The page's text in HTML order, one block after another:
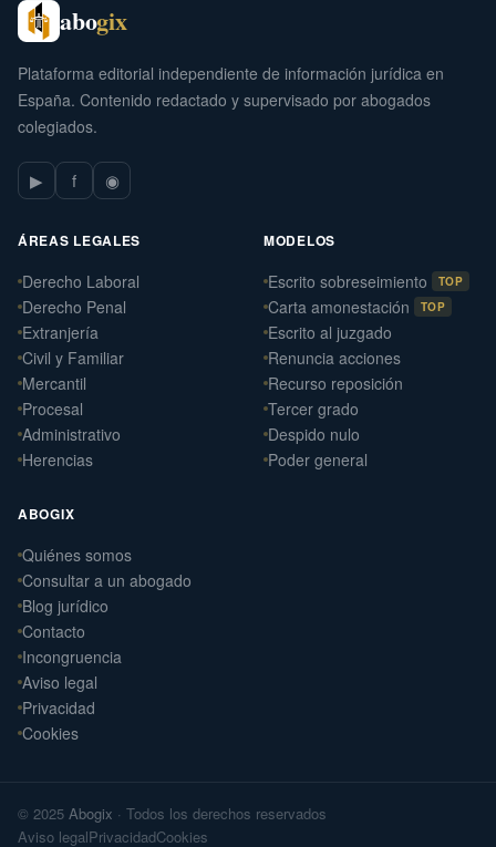
abogix
Plataforma editorial independiente de información jurídica en
España. Contenido redactado y supervisado por abogados
colegiados.
▶ f ◉
ÁREAS LEGALES
Derecho Laboral
Derecho Penal
Extranjería
Civil y Familiar
Mercantil
Procesal
Administrativo
Herencias
MODELOS
Escrito sobreseimiento TOP
Carta amonestación TOP
Escrito al juzgado
Renuncia acciones
Recurso reposición
Tercer grado
Despido nulo
Poder general
ABOGIX
Quiénes somos
Consultar a un abogado
Blog jurídico
Contacto
Incongruencia
Aviso legal
Privacidad
Cookies
© 2025 Abogix · Todos los derechos reservados
Aviso legalPrivacidadCookies
Daniel Ramos Illanes
Derecho Laboral
📍 Sevilla
Laterna Abogados
📍 Santiago de Compostela
Arteaga Abogados
Derecho Civil